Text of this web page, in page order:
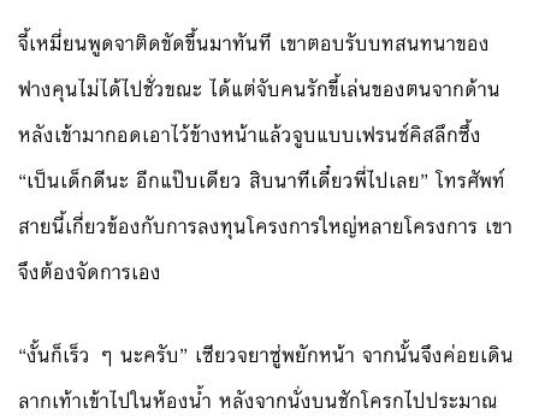
จี้เหมี่ยนพูดจาติดขัดขึ้นมาทันที เขาตอบรับบทสนทนาของ
ฟางคุนไม่ได้ไปชั่วขณะ ได้แต่จับคนรักขี้เล่นของตนจากด้าน
หลังเข้ามากอดเอาไว้ข้างหน้าแล้วจูบแบบเฟรนช์คิสลึกซึ้ง
“เป็นเด็กดีนะ อีกแป๊บเดียว สิบนาทีเดี๋ยวพี่ไปเลย” โทรศัพท์
สายนี้เกี่ยวข้องกับการลงทุนโครงการใหญ่หลายโครงการ เขา
จึงต้องจัดการเอง
“งั้นก็เร็ว ๆ นะครับ” เซียวจยาซู่พยักหน้า จากนั้นจึงค่อยเดิน
ลากเท้าเข้าไปในห้องน้ำ หลังจากนั่งบนชักโครกไปประมาณ